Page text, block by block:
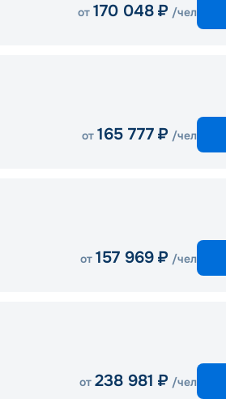
от 170 048 ₽ /чел
от 165 777 ₽ /чел
от 157 969 ₽ /чел
от 238 981 ₽ /чел